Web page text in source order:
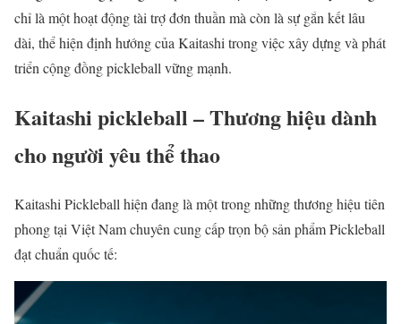
chỉ là một hoạt động tài trợ đơn thuần mà còn là sự gắn kết lâu
dài, thể hiện định hướng của Kaitashi trong việc xây dựng và phát
triển cộng đồng pickleball vững mạnh.
Kaitashi pickleball – Thương hiệu dành
cho người yêu thể thao
Kaitashi Pickleball hiện đang là một trong những thương hiệu tiên
phong tại Việt Nam chuyên cung cấp trọn bộ sản phẩm Pickleball
đạt chuẩn quốc tế: